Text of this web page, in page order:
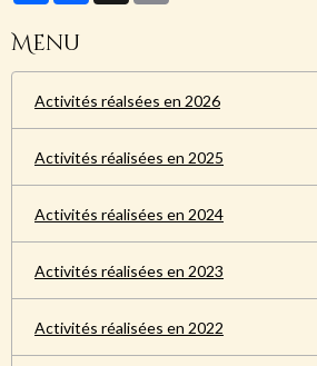
Menu
Activités réalsées en 2026
Activités réalisées en 2025
Activités réalisées en 2024
Activités réalisées en 2023
Activités réalisées en 2022